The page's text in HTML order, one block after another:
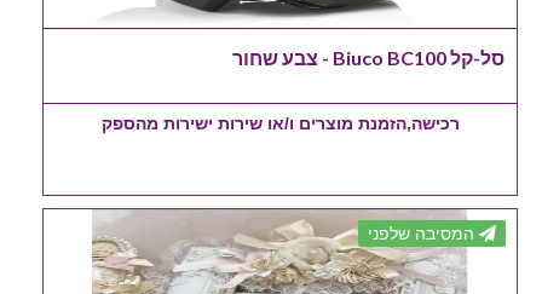
סל-קל Biuco BC100 - צבע שחור
רכישה,הזמנת מוצרים ו/או שירות ישירות מהספק
המסיבה שלפני